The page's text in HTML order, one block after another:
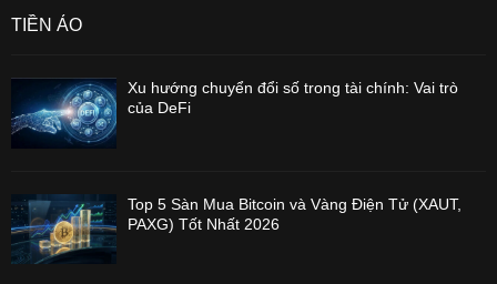
TIỀN ẢO
Xu hướng chuyển đổi số trong tài chính: Vai trò
của DeFi
Top 5 Sàn Mua Bitcoin và Vàng Điện Tử (XAUT,
PAXG) Tốt Nhất 2026